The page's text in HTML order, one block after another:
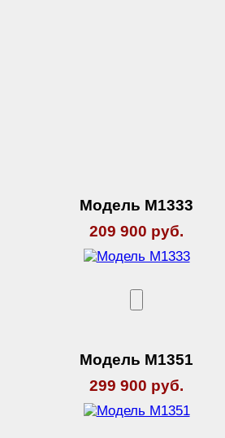
Модель М1333
209 900 руб.
Модель М1351
299 900 руб.